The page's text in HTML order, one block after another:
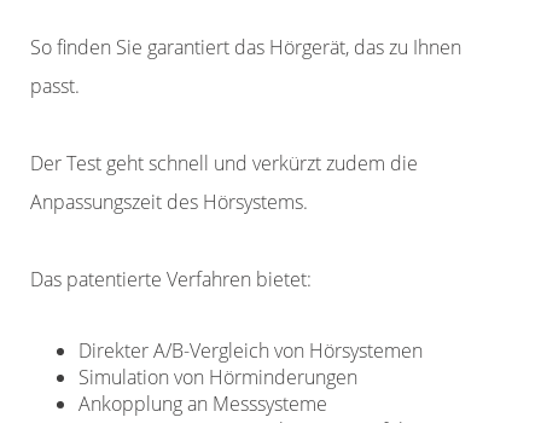
So finden Sie garantiert das Hörgerät, das zu Ihnen
passt.
Der Test geht schnell und verkürzt zudem die
Anpassungszeit des Hörsystems.
Das patentierte Verfahren bietet:
Direkter A/B-Vergleich von Hörsystemen
Simulation von Hörminderungen
Ankopplung an Messsysteme